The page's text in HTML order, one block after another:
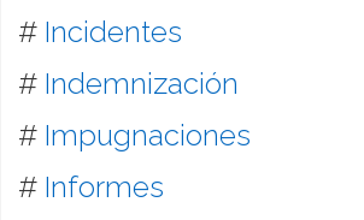
# Incidentes
# Indemnización
# Impugnaciones
# Informes